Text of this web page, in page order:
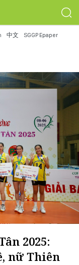
中文 SGGP Epaper
2025:
nữ Thiên